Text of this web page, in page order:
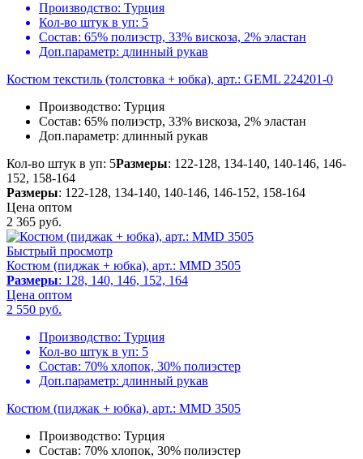
Производство: Турция
Кол-во штук в уп: 5
Состав: 65% полиэстр, 33% вискоза, 2% эластан
Доп.параметр: длинный рукав
Костюм текстиль (толстовка + юбка), арт.: GEML 224201-0
Производство: Турция
Состав: 65% полиэстр, 33% вискоза, 2% эластан
Доп.параметр: длинный рукав
Кол-во штук в уп: 5Размеры: 122-128, 134-140, 140-146, 146-
152, 158-164
Размеры: 122-128, 134-140, 140-146, 146-152, 158-164
Цена оптом
2 365 руб.
Быстрый просмотр
Костюм (пиджак + юбка), арт.: MMD 3505
Размеры: 128, 140, 146, 152, 164
Цена оптом
2 550 руб.
Производство: Турция
Кол-во штук в уп: 5
Состав: 70% хлопок, 30% полиэстер
Доп.параметр: длинный рукав
Костюм (пиджак + юбка), арт.: MMD 3505
Производство: Турция
Состав: 70% хлопок, 30% полиэстер